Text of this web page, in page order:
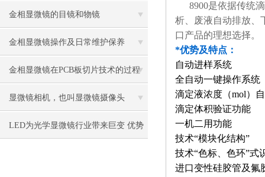
金相显微镜的目镜和物镜
金相显微镜操作及日常维护保养
金相显微镜在PCB板切片技术的过程
控制中的作用
显微镜相机，也叫显微镜摄像头
LED为光学显微镜行业带来巨变 优势
8900是依据传统滴
析、废液自动排放、
口产品的理想选择。
*优势及特点：
自动进样系统
全自动一键操作系统
滴定液浓度（mol）
滴定体积验证功能
一机二用功能
技术“模块化结构”
技术“色标、色环”式
进口变性硅胶管及氟